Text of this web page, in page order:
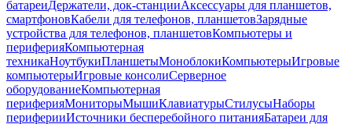
батареиДержатели, док-станцииАксессуары для планшетов,
смартфоновКабели для телефонов, планшетовЗарядные
устройства для телефонов, планшетовКомпьютеры и
периферияКомпьютерная
техникаНоутбукиПланшетыМоноблокиКомпьютерыИгровые
компьютерыИгровые консолиСерверное
оборудованиеКомпьютерная
периферияМониторыМышиКлавиатурыСтилусыНаборы
периферииИсточники бесперебойного питанияБатареи для